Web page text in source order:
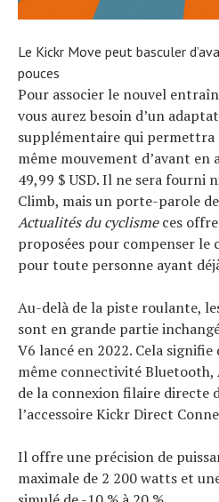
Le Kickr Move peut basculer
pouces
Pour associer le nouvel
vous aurez besoin d’un
supplémentaire qui permettra
même mouvement d’avant en
49,99 $ USD. Il ne sera fourni
Climb, mais un porte-parole
Actualités du cyclismeces
proposées pour compenser
pour toute personne ayant
Au-delà de la piste roulante,
sont en grande partie
V6 lancé en 2022. Cela signifie
même connectivité Bluetooth,
de la connexion filaire directe
l’accessoire Kickr Direct
Il offre une précision de
maximale de 2 200 watts et